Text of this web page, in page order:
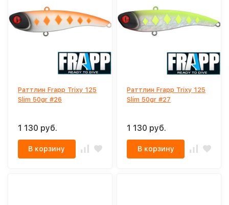
Раттлин Frapp Trixy 125
Slim 50gr #26
1 130 руб.
В корзину
Раттлин Frapp Trixy 125
Slim 50gr #27
1 130 руб.
В корзину